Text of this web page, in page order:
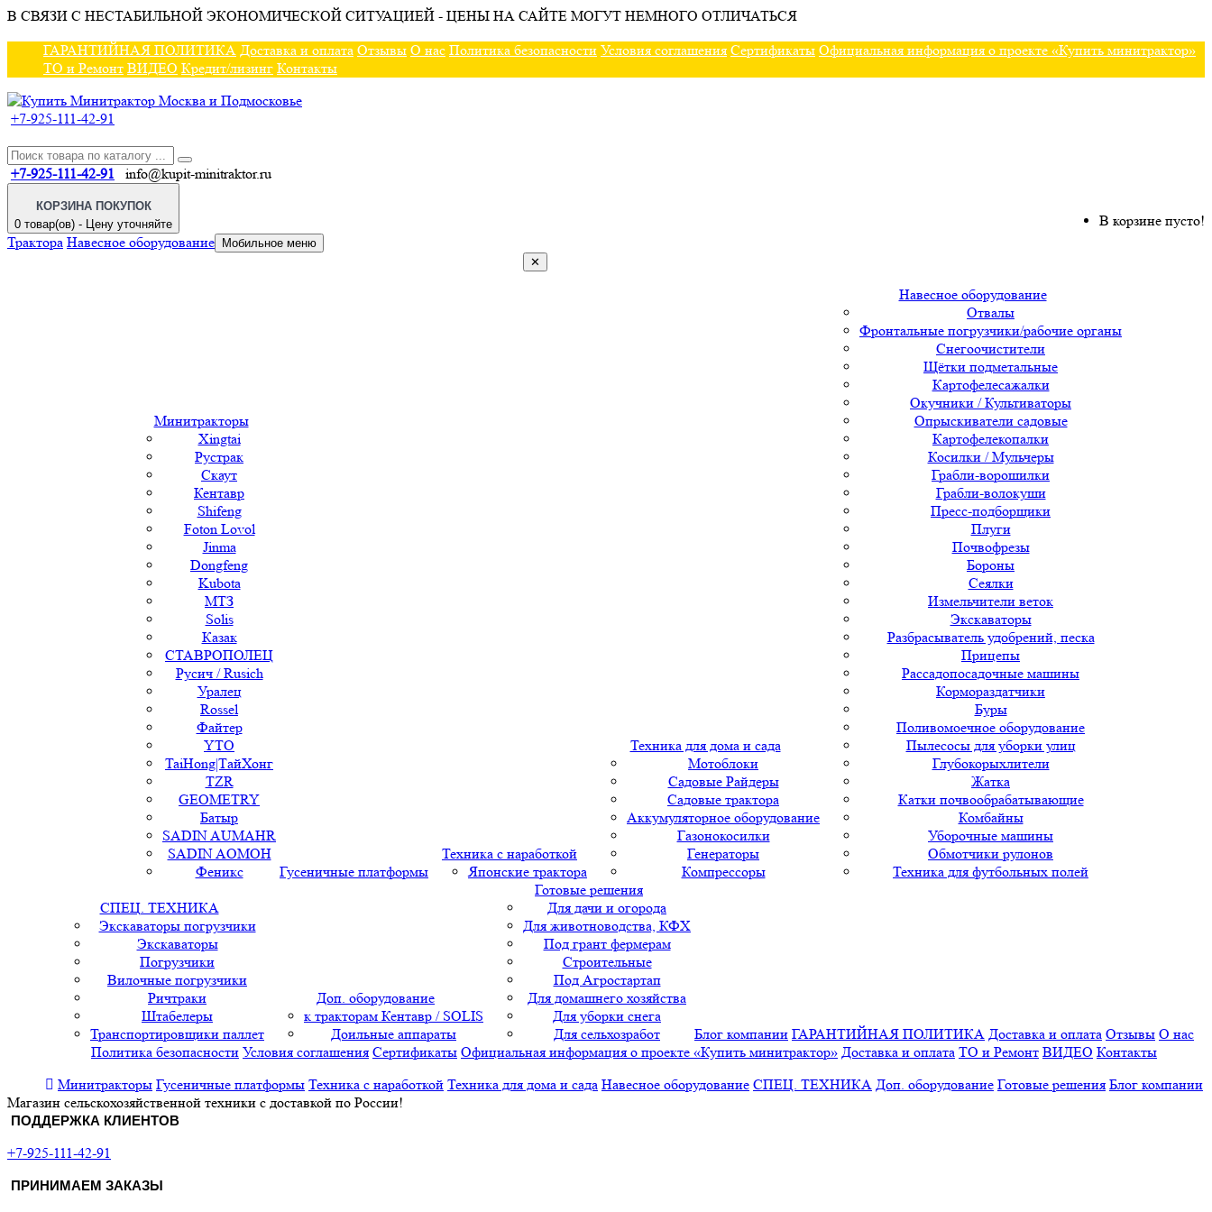
В СВЯЗИ С НЕСТАБИЛЬНОЙ ЭКОНОМИЧЕСКОЙ СИТУАЦИЕЙ - ЦЕНЫ НА САЙТЕ МОГУТ НЕМНОГО ОТЛИЧАТЬСЯ
ГАРАНТИЙНАЯ ПОЛИТИКА Доставка и оплата Отзывы О нас Политика безопасности Условия соглашения Сертификаты Официальная информация о проекте «Купить минитрактор»
ТО и Ремонт ВИДЕО Кредит/лизинг Контакты
+7-925-111-42-91
+7-925-111-42-91 info@kupit-minitraktor.ru
КОРЗИНА ПОКУПОК
0 товар(ов) - Цену уточняйте
В корзине пусто!
Трактора Навесное оборудование
Мобильное меню
✕
Минитракторы
Xingtai
Рустрак
Скаут
Кентавр
Shifeng
Foton Lovol
Jinma
Dongfeng
Kubota
МТЗ
Solis
Казак
СТАВРОПОЛЕЦ
Русич / Rusich
Уралец
Rossel
Файтер
YTO
TaiHong|ТайХонг
TZR
GEOMETRY
Батыр
SADIN AUMAHR
SADIN AOMOH
Феникс
Гусеничные платформы
Техника с наработкой
Японские трактора
Техника для дома и сада
Мотоблоки
Садовые Райдеры
Садовые трактора
Аккумуляторное оборудование
Газонокосилки
Генераторы
Компрессоры
Навесное оборудование
Отвалы
Фронтальные погрузчики/рабочие органы
Снегоочистители
Щётки подметальные
Картофелесажалки
Окучники / Культиваторы
Опрыскиватели садовые
Картофелекопалки
Косилки / Мульчеры
Грабли-ворошилки
Грабли-волокуши
Пресс-подборщики
Плуги
Почвофрезы
Бороны
Сеялки
Измельчители веток
Экскаваторы
Разбрасыватель удобрений, песка
Прицепы
Рассадопосадочные машины
Кормораздатчики
Буры
Поливомоечное оборудование
Пылесосы для уборки улиц
Глубокорыхлители
Жатка
Катки почвообрабатывающие
Комбайны
Уборочные машины
Обмотчики рулонов
Техника для футбольных полей
СПЕЦ. ТЕХНИКА
Экскаваторы погрузчики
Экскаваторы
Погрузчики
Вилочные погрузчики
Ричтраки
Штабелеры
Транспортировщики паллет
Доп. оборудование
к тракторам Кентавр / SOLIS
Доильные аппараты
Готовые решения
Для дачи и огорода
Для животноводства, КФХ
Под грант фермерам
Строительные
Под Агростартап
Для домашнего хозяйства
Для уборки снега
Для сельхозработ
Блог компании ГАРАНТИЙНАЯ ПОЛИТИКА Доставка и оплата Отзывы О нас
Политика безопасности Условия соглашения Сертификаты Официальная информация о проекте «Купить минитрактор» Доставка и оплата ТО и Ремонт ВИДЕО Контакты
Минитракторы Гусеничные платформы Техника с наработкой Техника для дома и сада Навесное оборудование СПЕЦ. ТЕХНИКА Доп. оборудование Готовые решения Блог компании
Магазин сельскохозяйственной техники с доставкой по России!
ПОДДЕРЖКА КЛИЕНТОВ
+7-925-111-42-91
ПРИНИМАЕМ ЗАКАЗЫ